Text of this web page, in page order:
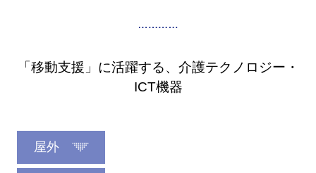
「移動支援」に活躍する、介護テクノロジー・
ICT機器
屋外